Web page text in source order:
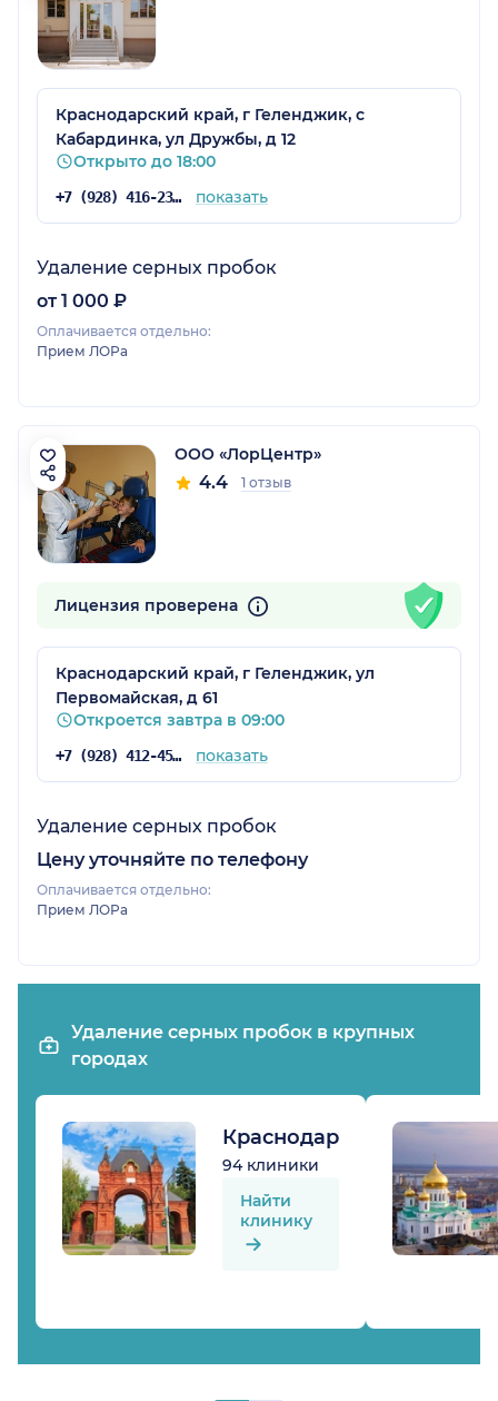
Краснодарский край, г Геленджик, с
Кабардинка, ул Дружбы, д 12
Открыто до 18:00
+7 (928) 416-23-23 показать
Удаление серных пробок
от 1 000 ₽
Оплачивается отдельно:
Прием ЛОРа
ООО «ЛорЦентр»
4.4 1 отзыв
Лицензия проверена
Краснодарский край, г Геленджик, ул
Первомайская, д 61
Откроется завтра в 09:00
+7 (928) 412-45-54 показать
Удаление серных пробок
Цену уточняйте по телефону
Оплачивается отдельно:
Прием ЛОРа
Удаление серных пробок в крупных
городах
Краснодар
94 клиники
Найти
клинику